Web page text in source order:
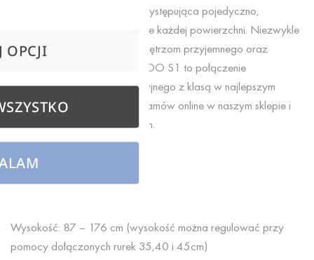
skupione po trzy oraz jedna występująca pojedyczno,
stanowiąc doskonale oświetlnie każdej powierzchni. Niezwykle
ciepły kolor światła nadaje wnętrzom przyjemnego oraz
przytulnego klimatu. Lampa MDO S1 to połączenie
nowoczesnego stylu dekoracyjnego z klasą w najlepszym
wydaniu. Przekonaj się sam, zamów online w naszym sklepie i
ciesz się oryginalnym designem.
Średnica: 125 cm
Wysokość: 87 – 176 cm (wysokość można regulować przy
pomocy dołączonych rurek 35,40 i 45cm)
OPCJI